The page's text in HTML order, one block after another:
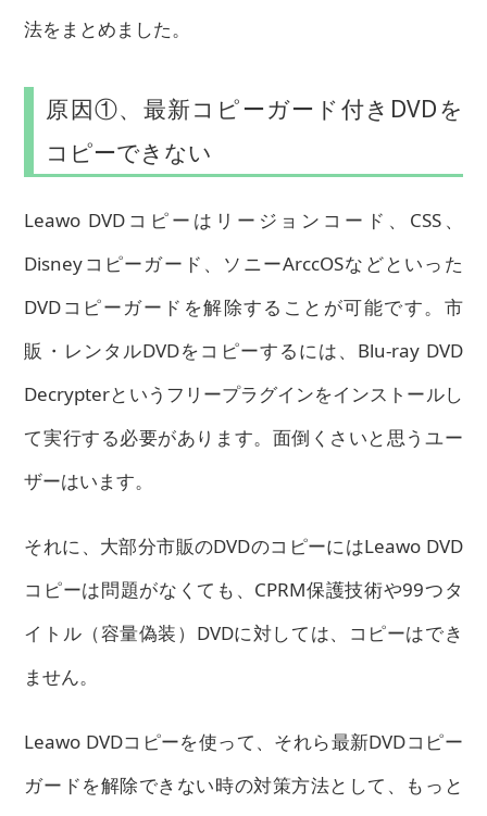
法をまとめました。
原因①、最新コピーガード付きDVDを
コピーできない
Leawo DVDコピーはリージョンコード、CSS、
Disneyコピーガード、ソニーArccOSなどといった
DVDコピーガードを解除することが可能です。市
販・レンタルDVDをコピーするには、Blu-ray DVD
Decrypterというフリープラグインをインストールし
て実行する必要があります。面倒くさいと思うユー
ザーはいます。
それに、大部分市販のDVDのコピーにはLeawo DVD
コピーは問題がなくても、CPRM保護技術や99つタ
イトル（容量偽装）DVDに対しては、コピーはでき
ません。
Leawo DVDコピーを使って、それら最新DVDコピー
ガードを解除できない時の対策方法として、もっと